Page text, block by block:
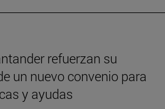
refuerzan su
un nuevo convenio para
y ayudas